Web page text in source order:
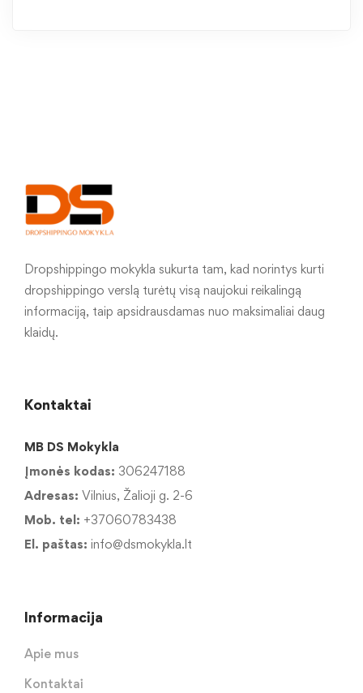
Dropshippingo mokykla sukurta tam, kad norintys kurti
dropshippingo verslą turėtų visą naujokui reikalingą
informaciją, taip apsidrausdamas nuo maksimaliai daug
klaidų.
Kontaktai
MB DS Mokykla
Įmonės kodas: 306247188
Adresas: Vilnius, Žalioji g. 2-6
Mob. tel: +37060783438
El. paštas: info@dsmokykla.lt
Informacija
Apie mus
Kontaktai